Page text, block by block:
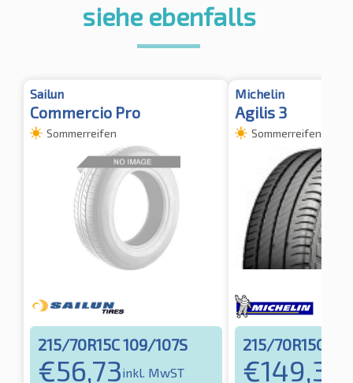
siehe ebenfalls
Sailun
Commercio Pro
Sommerreifen
215/70R15C 109/107S
€56,73inkl. MwST
Michelin
Agilis 3
Sommerreifen
215/70R15C
€149,38